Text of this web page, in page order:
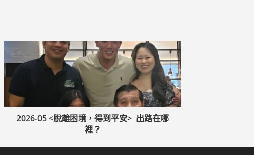
2026-05 <脫離困境，得到平安> 出路在哪
裡？